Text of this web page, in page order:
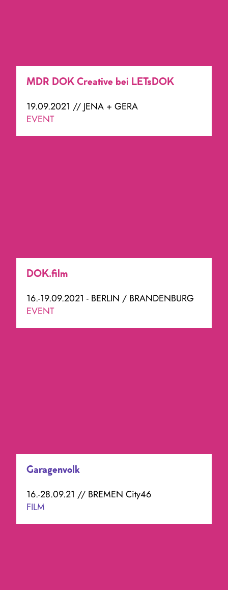
MDR DOK Creative bei LETsDOK
19.09.2021 // JENA + GERA
EVENT
DOK.film
16.-19.09.2021 - BERLIN / BRANDENBURG
EVENT
Garagenvolk
16.-28.09.21 // BREMEN City46
FILM